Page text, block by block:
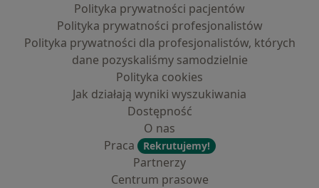
Polityka prywatności pacjentów
Polityka prywatności profesjonalistów
Polityka prywatności dla profesjonalistów, których
dane pozyskaliśmy samodzielnie
Polityka cookies
Jak działają wyniki wyszukiwania
Dostępność
O nas
Praca
Rekrutujemy!
Partnerzy
Centrum prasowe